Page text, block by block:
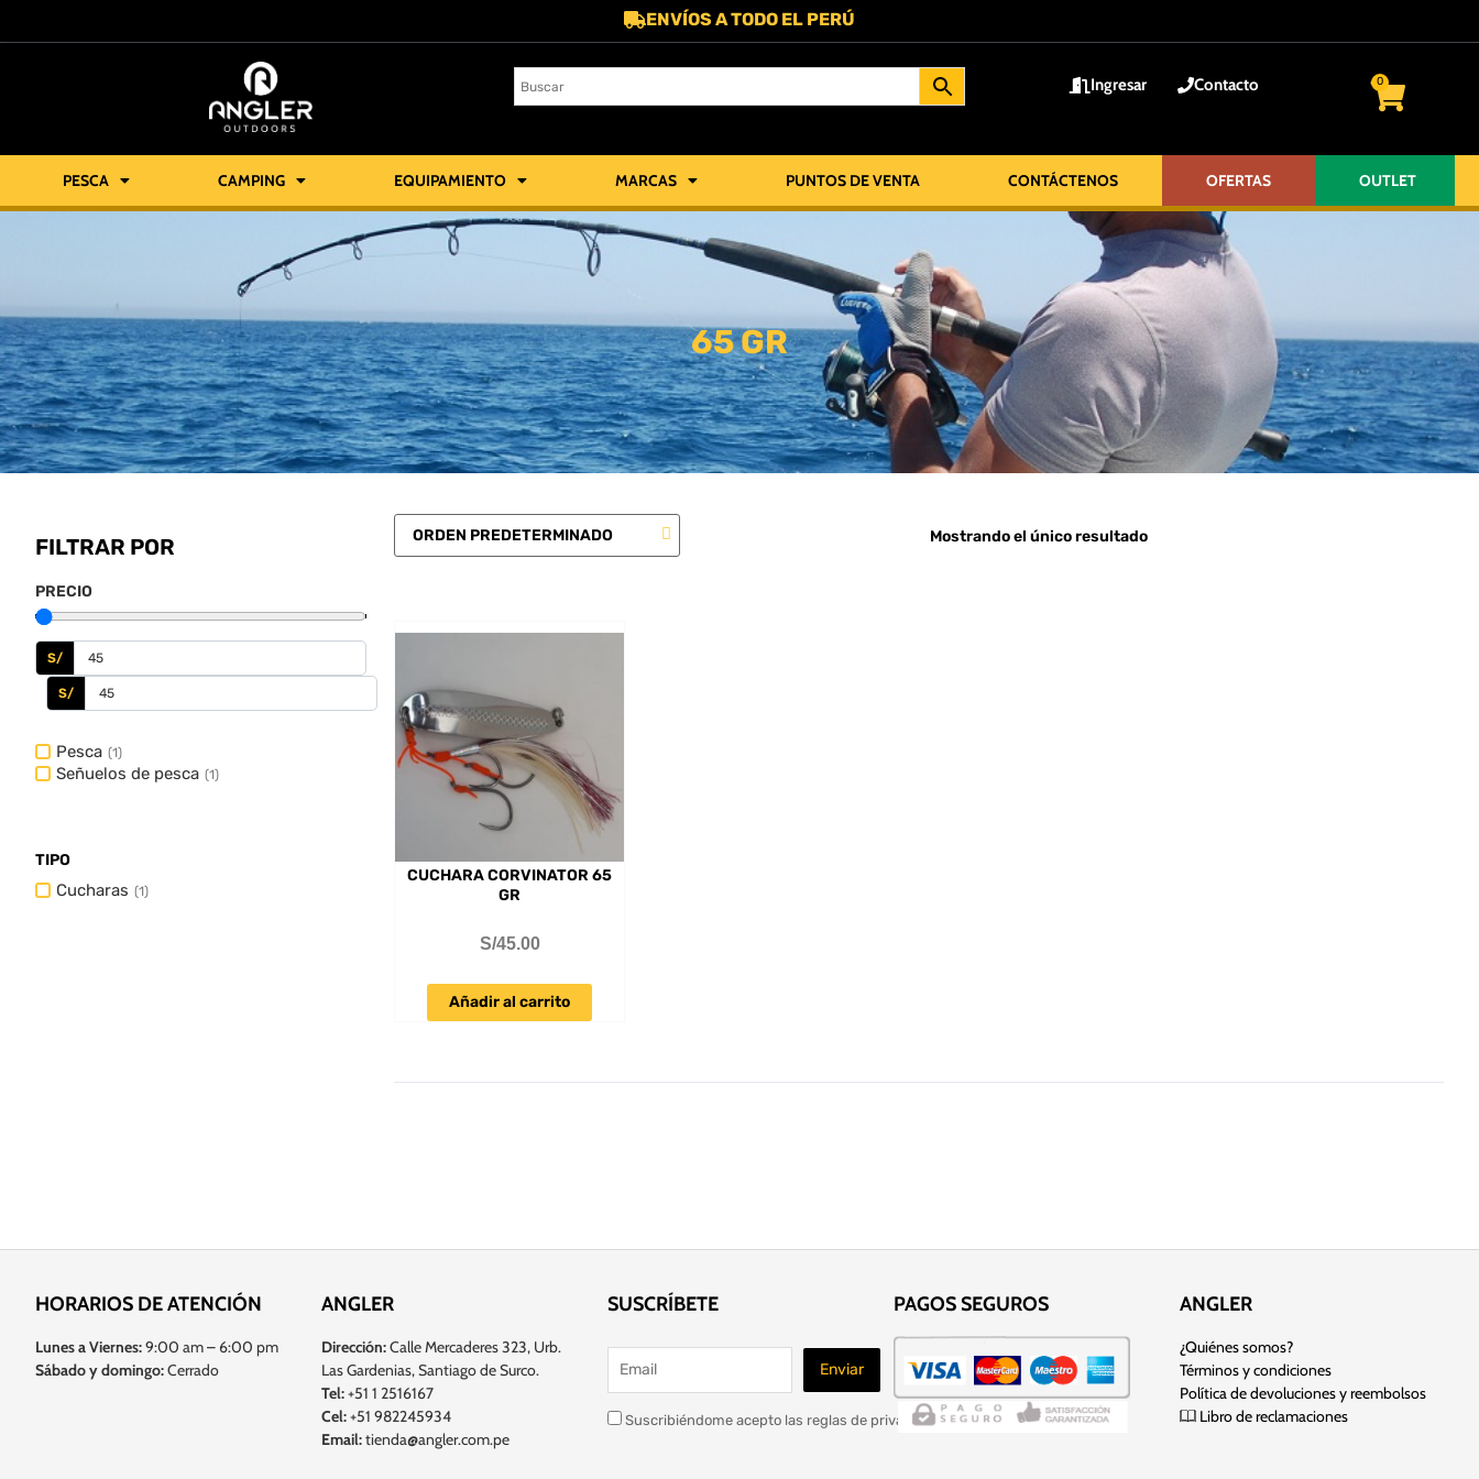
ENVÍOS A TODO EL PERÚ
Ingresar Contacto 0
PESCA CAMPING EQUIPAMIENTO MARCAS PUNTOS DE VENTA CONTÁCTENOS OFERTAS OUTLET
65 GR
FILTRAR POR
PRECIO
S/
S/
Pesca (1)
Señuelos de pesca (1)
TIPO
Cucharas (1)
Mostrando el único resultado
CUCHARA CORVINATOR 65
GR
S/45.00
Añadir al carrito
HORARIOS DE ATENCIÓN
Lunes a Viernes:9:00 am – 6:00 pm
Sábado y domingo:Cerrado
ANGLER
Dirección:Calle Mercaderes 323, Urb.
Las Gardenias, Santiago de Surco.
Tel:+51 1 2516167
Cel:+51 982245934
Email:tienda@angler.com.pe
SUSCRÍBETE
Suscribiéndome acepto las reglas de privacidad de este sitio
PAGOS SEGUROS ANGLER
¿Quiénes somos?
Términos y condiciones
Política de devoluciones y reembolsos
Libro de reclamaciones